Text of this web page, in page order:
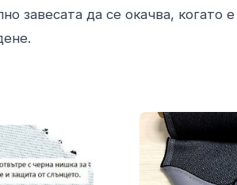
завесата да се окачва, когато